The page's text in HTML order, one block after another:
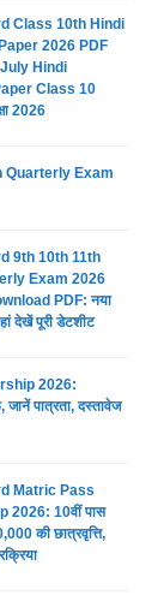
Class 10th Hindi
2026 PDF
July Hindi
Class 10
2026
Quarterly Exam
9th 10th 11th
Exam 2026
PDF: नया
देखें पूरी डेटशीट
2026:
पात्रता, दस्तावेज
Matric Pass
2026: 10वीं पास
की छात्रवृत्ति,